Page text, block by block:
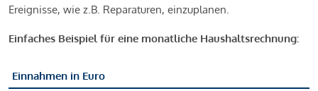
Ereignisse, wie z.B. Reparaturen, einzuplanen.
Einfaches Beispiel für eine monatliche Haushaltsrechnung:
Einnahmen in Euro